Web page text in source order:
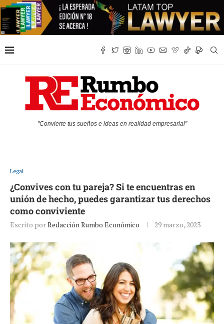
"Convierte tus sueños e ideas en realidad empresarial"
Legal
¿Convives con tu pareja? Si te encuentras en
unión de hecho, puedes garantizar tus derechos
como conviviente
Escrito porRedacción Rumbo Económico 29 marzo, 2023